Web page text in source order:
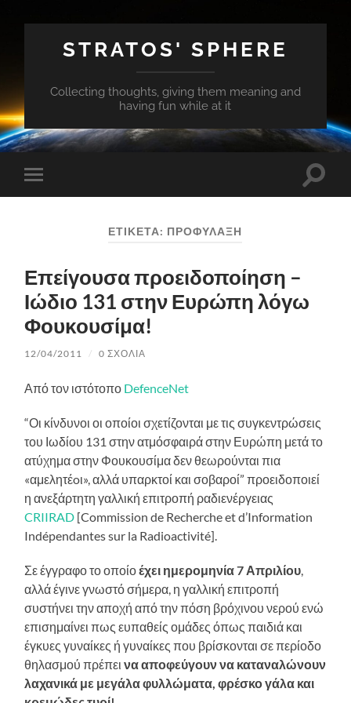
STRATOS' SPHERE
Collecting thoughts, giving them meaning and
having fun while at it
Εναλλαγή
του
ΕΤΙΚΈΤΑ: ΠΡΟΦΎΛΑΞΗ
Επείγουσα προειδοποίηση –
Ιώδιο 131 στην Ευρώπη λόγω
Φουκουσίμα!
12/04/2011 / 0 ΣΧΌΛΙΑ
Από τον ιστότοπο DefenceNet
“Οι κίνδυνοι οι οποίοι σχετίζονται με τις συγκεντρώσεις
του Ιωδίου 131 στην ατμόσφαιρά στην Ευρώπη μετά το
ατύχημα στην Φουκουσίμα δεν θεωρούνται πια
«αμελητέoι», αλλά υπαρκτοί και σοβαροί” προειδοποιεί
η ανεξάρτητη γαλλική επιτροπή ραδιενέργειας
CRIIRAD [Commission de Recherche et d’Information
Indépendantes sur la Radioactivité].
Σε έγγραφο το οποίοέχει ημερομηνία 7 Απριλίου,
αλλά έγινε γνωστό σήμερα, η γαλλική επιτροπή
συστήνει την αποχή από την πόση βρόχινου νερού ενώ
επισημαίνει πως ευπαθείς ομάδες όπως παιδιά και
έγκυες γυναίκες ή γυναίκες που βρίσκονται σε περίοδο
θηλασμού πρέπει να αποφεύγουν να καταναλώνουν
λαχανικά με μεγάλα φυλλώματα, φρέσκο γάλα και